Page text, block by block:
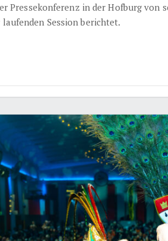
Pressekonferenz in der Hofburg von
Session berichtet.